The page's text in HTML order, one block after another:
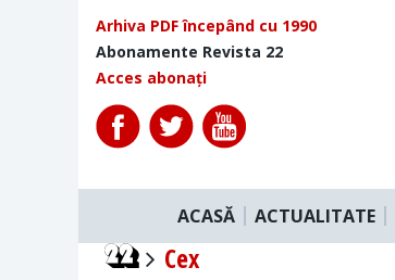
Arhiva PDF începând cu 1990
Abonamente Revista 22
Acces abonați
ACASĂ ACTUALITATE
Cex